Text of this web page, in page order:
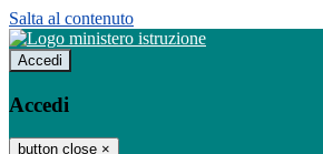
Salta al contenuto
Accedi
Accedi
button close ×